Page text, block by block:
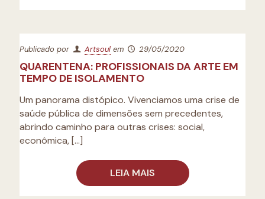
Publicado por Artsoul em 29/05/2020
QUARENTENA: PROFISSIONAIS DA ARTE EM
TEMPO DE ISOLAMENTO
Um panorama distópico. Vivenciamos uma crise de
saúde pública de dimensões sem precedentes,
abrindo caminho para outras crises: social,
econômica, […]
LEIA MAIS